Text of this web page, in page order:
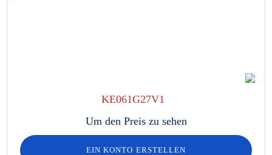
KE061G27V1
Um den Preis zu sehen
EIN KONTO ERSTELLEN